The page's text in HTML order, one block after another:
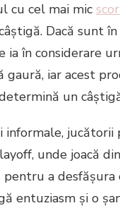
cu cel mai mic
Dacă sunt
ia în considerare
gaură, iar acest
un
informale, jucătorii
unde joacă
pentru a desfășura
entuziasm și o